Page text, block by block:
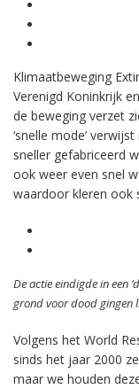
Klimaatbeweging
Verenigd Koninkrijk
de beweging verzet
‘snelle mode’
sneller gefabriceerd
ook weer even snel
waardoor kleren ook
De actie eindigde in een
grond voor dood gingen
Volgens het World
sinds het jaar 2000
maar we houden